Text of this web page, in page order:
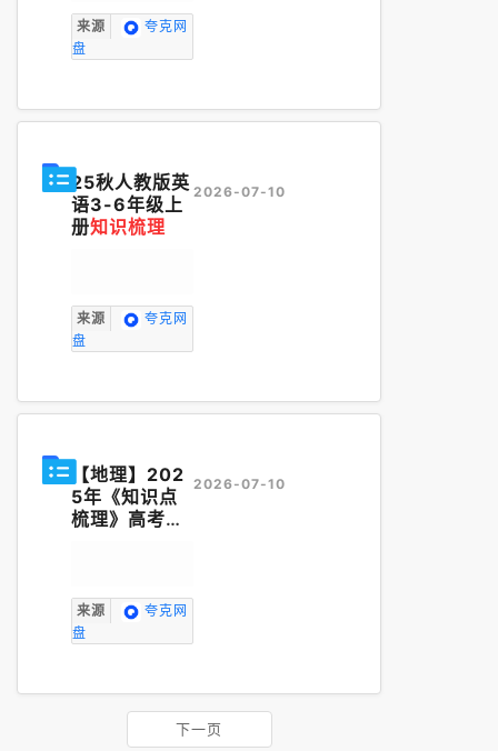
来源
夸克网
盘
25秋人教版英
语3-6年级上
册知识梳理
来源
夸克网
盘
2026-07-10
【地理】202
5年《知识点
梳理》高考地
来源
夸克网
盘
2026-07-10
下一页